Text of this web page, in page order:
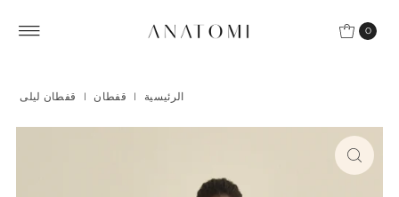
0
الرئيسية | قفطان | قفطان ليلى